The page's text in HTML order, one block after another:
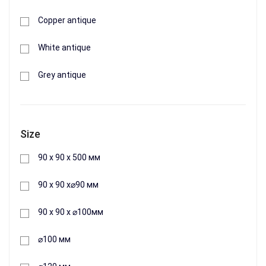
+
Buy
Knee metal for an extract of Profit M of 90 x
Copper antique
White antique
Grey antique
Size
90 х 90 х 500 мм
90 х 90 х⌀90 мм
90 х 90 х ⌀100мм
⌀100 мм